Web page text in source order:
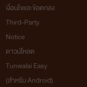
เงื่อนไขและข้อตกลง
Third-Party
Notice
ดาวน์โหลด
Tunwalai Easy
(สำหรับ Android)